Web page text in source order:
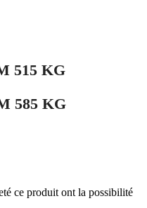
515 KG
585 KG
ce produit ont la possibilité